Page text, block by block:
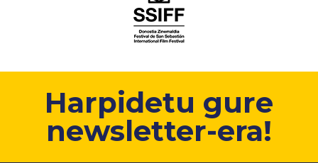
Harpidetu gure
newsletter-era!